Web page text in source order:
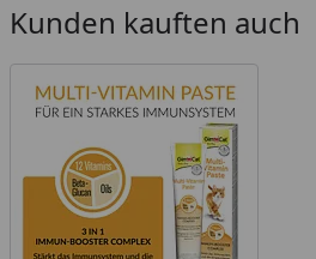
Kunden kauften auch